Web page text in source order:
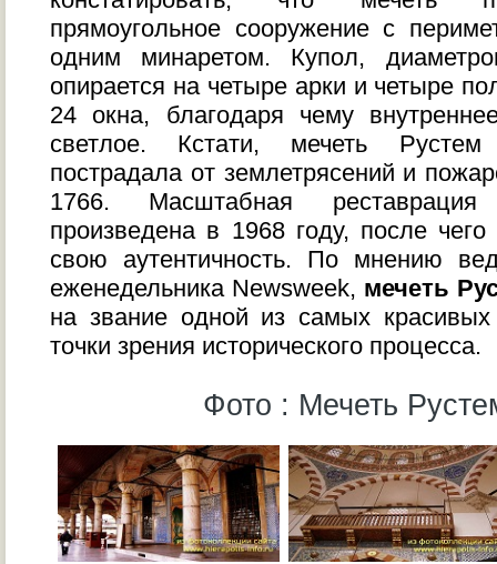
прямоугольное сооружение с
одним минаретом. Купол,
опирается на четыре арки и четыре
24 окна, благодаря чему
светлое. Кстати, мечеть
пострадала от землетрясений и
1766. Масштабная
произведена в 1968 году, после
свою аутентичность. По мнению
еженедельника Newsweek, мечеть
на звание одной из самых
точки зрения исторического процесса.
Фото : Мечеть